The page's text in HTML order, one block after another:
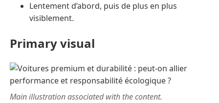
Lentement d’abord, puis de plus en plus
visiblement.
Primary visual
Main illustration associated with the content.